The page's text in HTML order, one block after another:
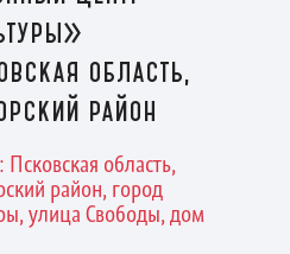
область,
район
Псковская область,
район, город
улица Свободы, дом